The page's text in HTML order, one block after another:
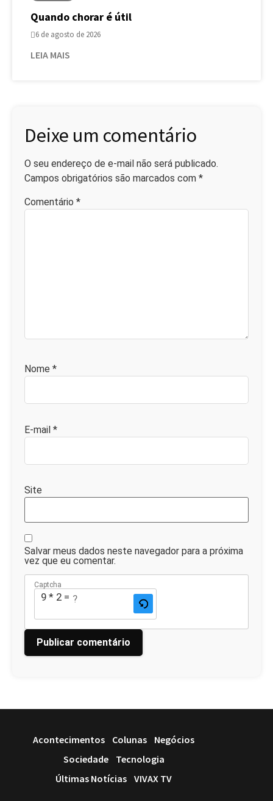
Quando chorar é útil
6 de agosto de 2026
LEIA MAIS
Deixe um comentário
O seu endereço de e-mail não será publicado.
Campos obrigatórios são marcados com *
Comentário *
Nome *
E-mail *
Site
Salvar meus dados neste navegador para a próxima
vez que eu comentar.
Captcha
9 * 2 = ?
Acontecimentos Colunas
Negócios
Sociedade
Tecnologia
Últimas Notícias
VIVAX TV